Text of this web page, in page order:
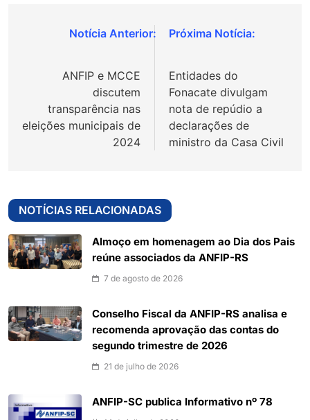
Navegação
ANFIP e MCCE
discutem
transparência nas
eleições municipais de
2024
Entidades do
Fonacate divulgam
nota de repúdio a
declarações de
ministro da Casa Civil
NOTÍCIAS RELACIONADAS
Almoço em homenagem ao Dia dos Pais
reúne associados da ANFIP-RS
7 de agosto de 2026
Conselho Fiscal da ANFIP-RS analisa e
recomenda aprovação das contas do
segundo trimestre de 2026
21 de julho de 2026
ANFIP-SC publica Informativo nº 78